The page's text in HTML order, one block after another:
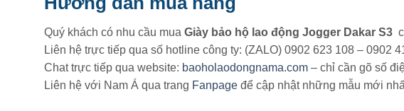
Quý khách có nhu cầu mua Giày bảo hộ lao động Jogger Dakar S3
Liên hệ trực tiếp qua số hotline công ty: (ZALO) 0902 623 108 – 0902
Chat trực tiếp qua website: baoholaodongnama.com – chỉ cần gõ số
Liên hệ với Nam Á qua trang Fanpage để cập nhật những mẫu mới